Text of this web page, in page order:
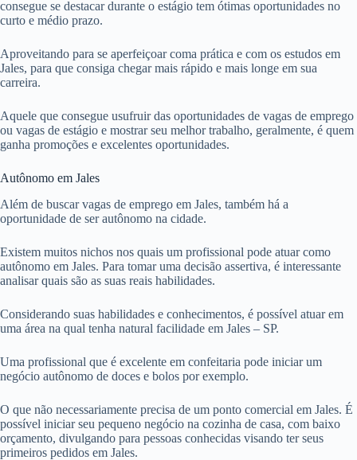
consegue se destacar durante o estágio tem ótimas oportunidades no
curto e médio prazo.
Aproveitando para se aperfeiçoar coma prática e com os estudos em
Jales, para que consiga chegar mais rápido e mais longe em sua
carreira.
Aquele que consegue usufruir das oportunidades de vagas de emprego
ou vagas de estágio e mostrar seu melhor trabalho, geralmente, é quem
ganha promoções e excelentes oportunidades.
Autônomo em Jales
Além de buscar vagas de emprego em Jales, também há a
oportunidade de ser autônomo na cidade.
Existem muitos nichos nos quais um profissional pode atuar como
autônomo em Jales. Para tomar uma decisão assertiva, é interessante
analisar quais são as suas reais habilidades.
Considerando suas habilidades e conhecimentos, é possível atuar em
uma área na qual tenha natural facilidade em Jales – SP.
Uma profissional que é excelente em confeitaria pode iniciar um
negócio autônomo de doces e bolos por exemplo.
O que não necessariamente precisa de um ponto comercial em Jales. É
possível iniciar seu pequeno negócio na cozinha de casa, com baixo
orçamento, divulgando para pessoas conhecidas visando ter seus
primeiros pedidos em Jales.